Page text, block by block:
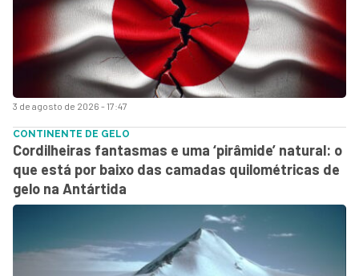
3 de agosto de 2026 - 17:47
CONTINENTE DE GELO
Cordilheiras fantasmas e uma ‘pirâmide’ natural: o
que está por baixo das camadas quilométricas de
gelo na Antártida